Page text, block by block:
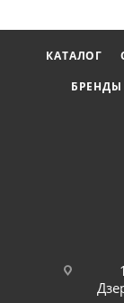
КАТАЛОГ
БРЕНДЫ